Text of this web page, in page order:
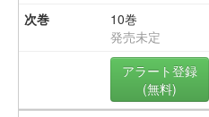
10巻
発売未定
アラート登録
(無料)